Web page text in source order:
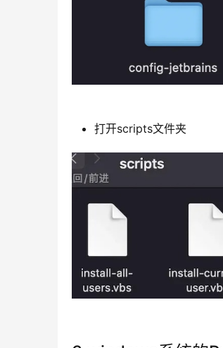
打开scripts文件夹